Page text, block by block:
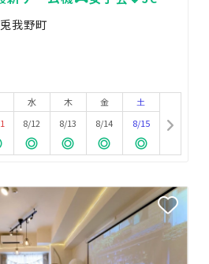
我野町
水
8/12
木
8/13
金
8/14
土
8/15